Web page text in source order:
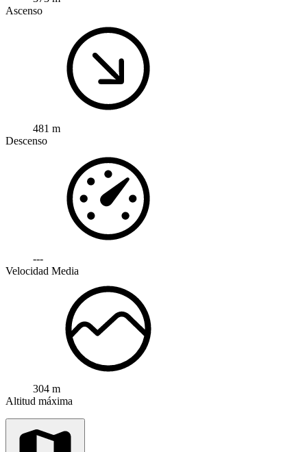
Ascenso
481 m
Descenso
---
Velocidad Media
304 m
Altitud máxima